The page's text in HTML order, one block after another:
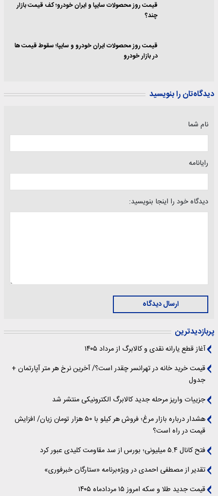
قیمت روز محصولات سایپا و ایران خودرو؛ کف قیمت بازار
چند؟
قیمت روز محصولات ایران خودرو و سایپا؛ سقوط قیمت ها
در بازار خودرو
دیدگاه‌تان را بنویسید
نام شما
رایانامه
دیدگاه خود را اینجا بنویسید:
ارسال دیدگاه
پربازدیدترین
آغاز قطع یارانه نقدی و کالابرگ از مرداد ۱۴۰۵
قیمت خرید خانه در تهرانسر چقدر است؟/ آخرین نرخ هر متر آپارتمان +
جدول
جزییات واریز مرحله جدید کالابرگ الکترونیکی منتشر شد
هشدار درباره بازار مرغ؛ فروش هر کیلو با ۵۰ هزار تومان زیان/ افزایش
قیمت در راه است؟
فتح کانال ۵.۴ میلیونی؛ بورس از سد مقاومت کلیدی عبور کرد
تقدیر از مصطفی احمدی در ویژه‌برنامه «ستارگان خبرفوری»
قیمت جدید طلا و سکه امروز ۱۵ مردادماه ۱۴۰۵